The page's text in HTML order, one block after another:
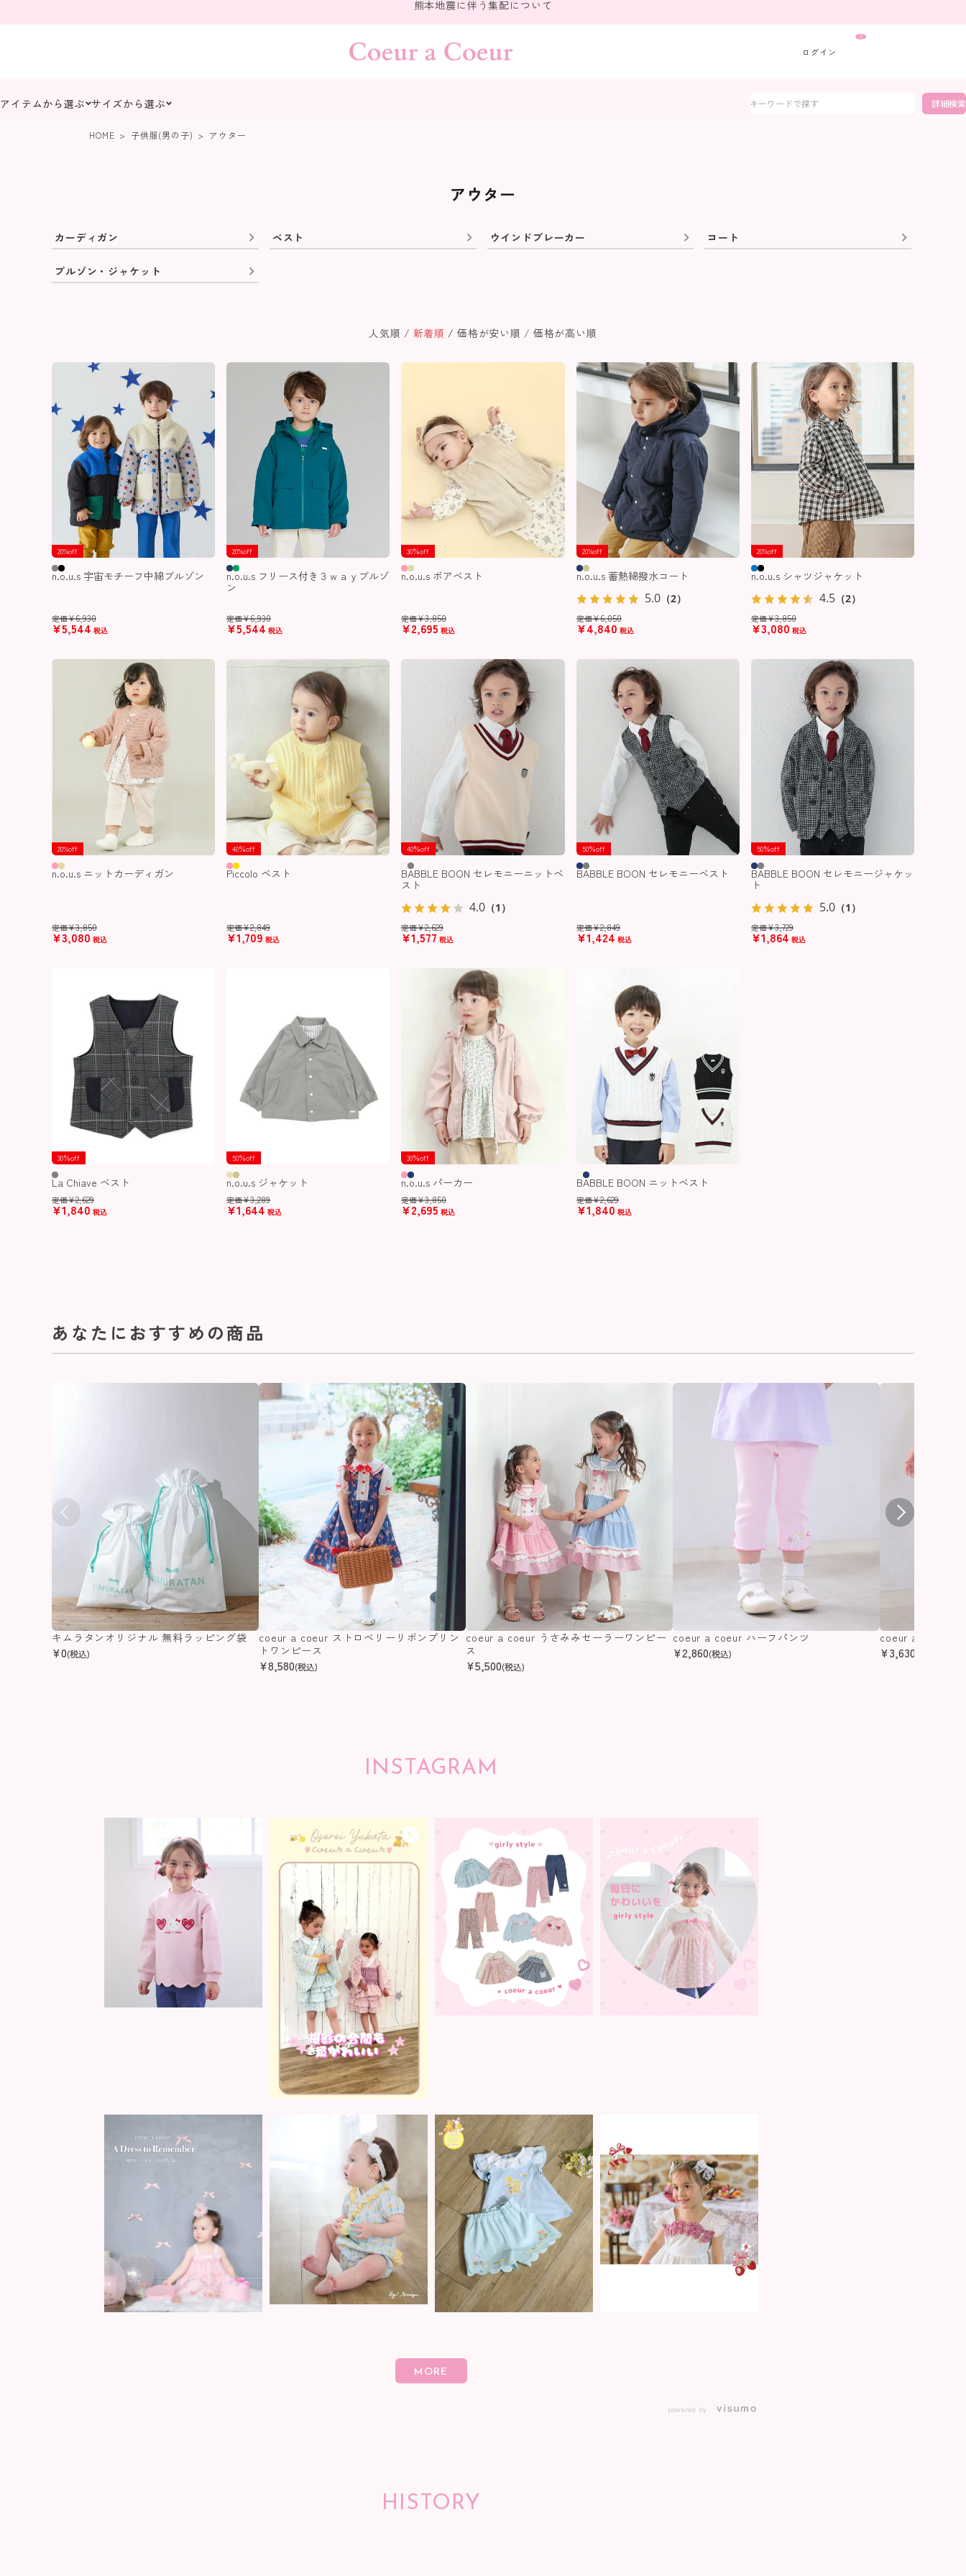
熊本地震に伴う集配について
0
アイテムから選ぶ サイズから選ぶ 詳細検索
HOME 子供服(男の子) アウター
アウター
カーディガン ベスト ウインドブレーカー コート
ブルゾン・ジャケット
人気順 新着順 価格が安い順 価格が高い順
20%off
n.o.u.s 宇宙モチーフ中綿ブルゾン
定価¥6,930
¥5,544 税込
20%off
n.o.u.s フリース付き３ｗａｙブルゾ
ン
定価¥6,930
¥5,544 税込
30％off
n.o.u.s ボアベスト
定価¥3,850
¥2,695 税込
20%off
n.o.u.s 蓄熱綿撥水コート
定価¥6,050
¥4,840 税込
5.0（2）
20%off
n.o.u.s シャツジャケット
定価¥3,850
¥3,080 税込
4.5（2）
20%off
n.o.u.s ニットカーディガン
定価¥3,850
¥3,080 税込
40％off
Piccolo ベスト
定価¥2,849
¥1,709 税込
40％off
BABBLE BOON セレモニーニットベ
スト
定価¥2,629
¥1,577 税込
4.0 （1）
50％off
BABBLE BOON セレモニーベスト
定価¥2,849
¥1,424 税込
50％off
BABBLE BOON セレモニージャケッ
ト
定価¥3,729
¥1,864 税込
5.0（1）
30％off
La Chiave ベスト
定価¥2,629
¥1,840 税込
50％off
n.o.u.s ジャケット
定価¥3,289
¥1,644 税込
30％off
n.o.u.s パーカー
定価¥3,850
¥2,695 税込
BABBLE BOON ニットベスト
定価¥2,629
¥1,840 税込
あなたにおすすめの商品
キムラタンオリジナル 無料ラッピング袋
¥0(税込)
coeur a coeur ストロベリーリボンプリン
トワンピース
¥8,580(税込)
coeur a coeur うさみみセーラーワンピー
ス
¥5,500(税込)
coeur a coeur ハーフパンツ
¥2,860(税込)
coeur a coeur ハ
¥3,630
INSTAGRAM
powered by
HISTORY